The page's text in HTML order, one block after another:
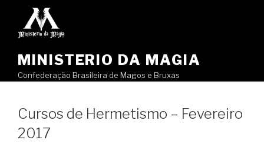
MINISTERIO DA MAGIA
Confederação Brasileira de Magos e Bruxas
Cursos de Hermetismo – Fevereiro
2017